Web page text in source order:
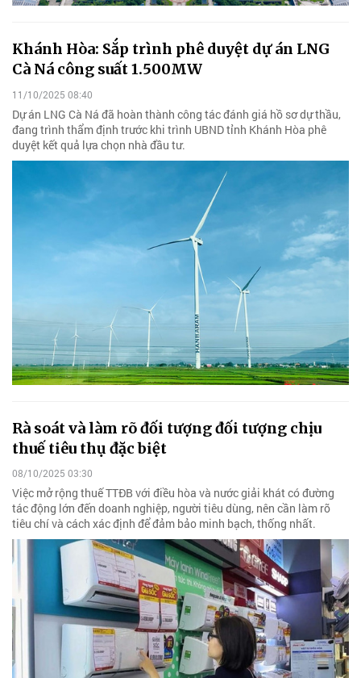
Khánh Hòa: Sắp trình phê duyệt dự án LNG
Cà Ná công suất 1.500MW
11/10/2025 08:40
Dự án LNG Cà Ná đã hoàn thành công tác đánh giá hồ sơ dự thầu,
đang trình thẩm định trước khi trình UBND tỉnh Khánh Hòa phê
duyệt kết quả lựa chọn nhà đầu tư.
Rà soát và làm rõ đối tượng đối tượng chịu
thuế tiêu thụ đặc biệt
08/10/2025 03:30
Việc mở rộng thuế TTĐB với điều hòa và nước giải khát có đường
tác động lớn đến doanh nghiệp, người tiêu dùng, nên cần làm rõ
tiêu chí và cách xác định để đảm bảo minh bạch, thống nhất.